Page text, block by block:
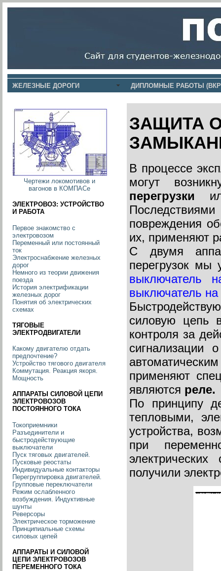
ЖЕЛЕЗНЫЕ ДОРОГИ ДИПЛОМНЫЕ РАБОТЫ
ЗАЩИТА
В процессе
могут
перегрузки
повреждения
их, применяют
С двумя
перегрузок
выключатель
выключатель на
силовую цепь
контроля за
сигнализации
применяют
являются реле.
По принципу
тепловыми,
устройства,
при
получили
Чертежи локомотивов и
вагонов в КОМПАСе
ЭЛЕКТРОВОЗ: УСТРОЙСТВО
И РАБОТА
Первое знакомство с
электровозом
Переменный или постоянный
ток
Электроснабжение железных
дорог
Немного из теории движения
поезда
История электрификации
железных дорог
Понятия об электрических
схемах
ТЯГОВЫЕ
ЭЛЕКТРОДВИГАТЕЛИ
Какому двигателю отдать
предпочтение?
Устройство тягового двигателя
Коммутация. Реакция якоря.
Мощность
АППАРАТЫ СИЛОВОЙ ЦЕПИ
ЭЛЕКТРОВОЗОВ
ПОСТОЯННОГО ТОКА
Токоприемники
Разъединители и
быстродействующие
выключатели
Пуск тяговых двигателей.
Пусковые реостаты
Индивидуальные контакторы
Перегруппировка двигателей.
Групповые переключатели
Режим ослабленного
возбуждения. Индуктивные
шунты
Реверсоры
Электрическое торможение
Принципиальные схемы
силовых цепей
АППАРАТЫ И СИЛОВОЙ
ЦЕПИ ЭЛЕКТРОВОЗОВ
ПЕРЕМЕННОГО ТОКА